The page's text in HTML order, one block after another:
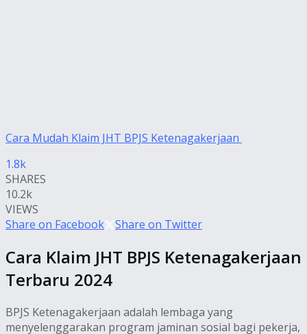
Cara Mudah Klaim JHT BPJS Ketenagakerjaan
1.8k
SHARES
10.2k
VIEWS
Share on Facebook
Share on Twitter
Cara Klaim JHT BPJS Ketenagakerjaan
Terbaru 2024
BPJS Ketenagakerjaan adalah lembaga yang
menyelenggarakan program jaminan sosial bagi pekerja,